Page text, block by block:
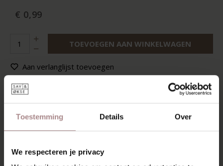
Toestemming Details Over
We respecteren je privacy
€ 0,99
TOEVOEGEN AAN WINKELWAGEN
Aan verlanglijst toevoegen
Op voorraad:
Levertijd:
RECENT BEKEKEN